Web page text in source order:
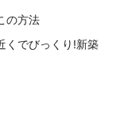
の方法
くでびっくり!新築